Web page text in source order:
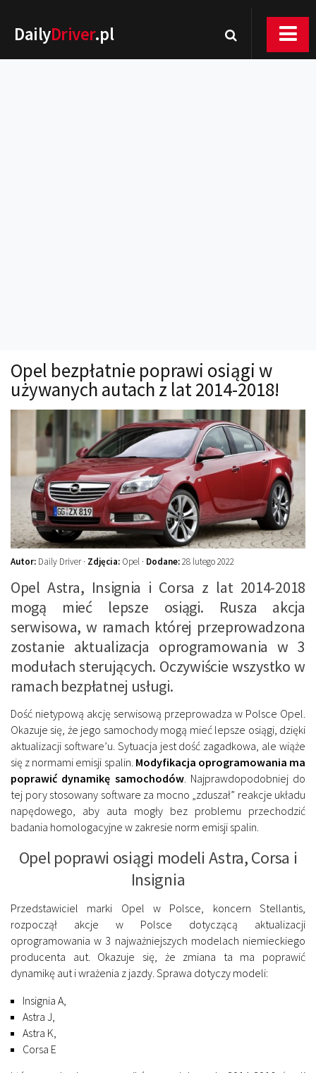
DailyDriver.pl
Technika jazdy
Oświetlenie
Kalkulatory
Przelicznik mocy
Auto z niemiec
Galerie
Opel bezpłatnie poprawi osiągi w
używanych autach z lat 2014-2018!
Autor: Daily Driver · Zdjęcia: Opel · Dodane:28 lutego 2022
Opel Astra, Insignia i Corsa z lat 2014-2018
mogą mieć lepsze osiągi. Rusza akcja
serwisowa, w ramach której przeprowadzona
zostanie aktualizacja oprogramowania w 3
modułach sterujących. Oczywiście wszystko w
ramach bezpłatnej usługi.
Dość nietypową akcję serwisową przeprowadza w Polsce Opel.
Okazuje się, że jego samochody mogą mieć lepsze osiągi, dzięki
aktualizacji software’u. Sytuacja jest dość zagadkowa, ale wiąże
się z normami emisji spalin. Modyfikacja oprogramowania ma
poprawić dynamikę samochodów. Najprawdopodobniej do
tej pory stosowany software za mocno „zduszał” reakcje układu
napędowego, aby auta mogły bez problemu przechodzić
badania homologacyjne w zakresie norm emisji spalin.
Opel poprawi osiągi modeli Astra, Corsa i
Insignia
Przedstawiciel marki Opel w Polsce, koncern Stellantis,
rozpoczął akcje w Polsce dotyczącą aktualizacji
oprogramowania w 3 najważniejszych modelach niemieckiego
producenta aut. Okazuje się, że zmiana ta ma poprawić
dynamikę aut i wrażenia z jazdy. Sprawa dotyczy modeli:
Insignia A,
Astra J,
Astra K,
Corsa E